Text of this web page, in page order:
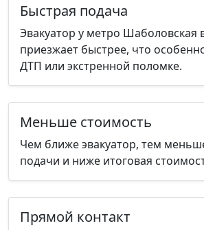
Быстрая подача
Эвакуатор у метро Шаболовская
приезжает быстрее, что
ДТП или экстренной поломке.
Меньше стоимость
Чем ближе эвакуатор, тем
подачи и ниже итоговая
Прямой контакт